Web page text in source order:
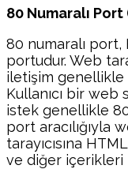
80 Numaralı Port
80 numaralı
portudur. Web
iletişim genellikle
Kullanıcı bir
istek genellikle
port aracılığıyla
tarayıcısına
ve diğer içerikleri